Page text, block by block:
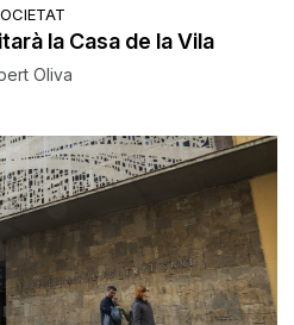
la Casa de la Vila
Oliva